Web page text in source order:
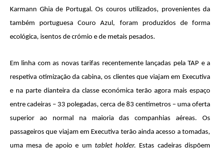
Karmann Ghia de Portugal. Os couros utilizados, provenientes da
também portuguesa Couro Azul, foram produzidos de forma
ecológica, isentos de crómio e de metais pesados.
Em linha com as novas tarifas recentemente lançadas pela TAP e a
respetiva otimização da cabina, os clientes que viajam em Executiva
e na parte dianteira da classe económica terão agora mais espaço
entre cadeiras – 33 polegadas, cerca de 83 centímetros – uma oferta
superior ao normal na maioria das companhias aéreas. Os
passageiros que viajam em Executiva terão ainda acesso a tomadas,
uma mesa de apoio e um tablet holder. Estas cadeiras dispõem